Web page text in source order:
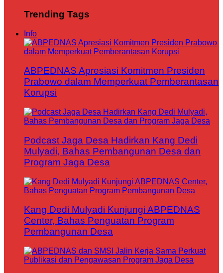
Trending Tags
Info
ABPEDNAS Apresiasi Komitmen Presiden
Prabowo dalam Memperkuat Pemberantasan
Korupsi
Podcast Jaga Desa Hadirkan Kang Dedi
Mulyadi, Bahas Pembangunan Desa dan
Program Jaga Desa
Kang Dedi Mulyadi Kunjungi ABPEDNAS
Center, Bahas Penguatan Program
Pembangunan Desa